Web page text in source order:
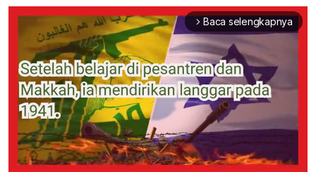
arrow_forward_ios Baca selengkapnya